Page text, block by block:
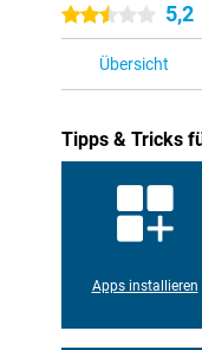
2.5 Sterne 5,2
Übersicht
Tipps & Tricks
Apps installieren